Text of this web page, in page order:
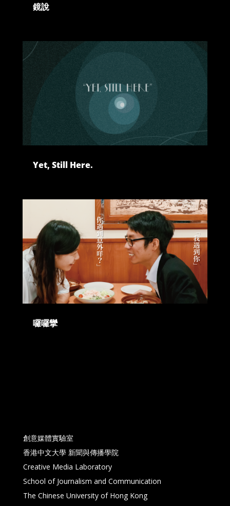
鏡說
Yet, Still Here.
囉囉攣
創意媒體實驗室
香港中文大學 新聞與傳播學院
Creative Media Laboratory
School of Journalism and Communication
The Chinese University of Hong Kong